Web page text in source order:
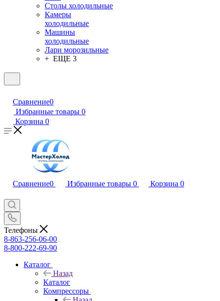
Столы холодильные
Камеры
холодильные
Машины
холодильные
Лари морозильные
+ ЕЩЕ 3
Сравнение0
Избранные товары 0
Корзина 0
Сравнение0 Избранные товары 0 Корзина 0
Телефоны
8-863-256-06-00
8-800-222-69-90
Каталог
Назад
Каталог
Компрессоры